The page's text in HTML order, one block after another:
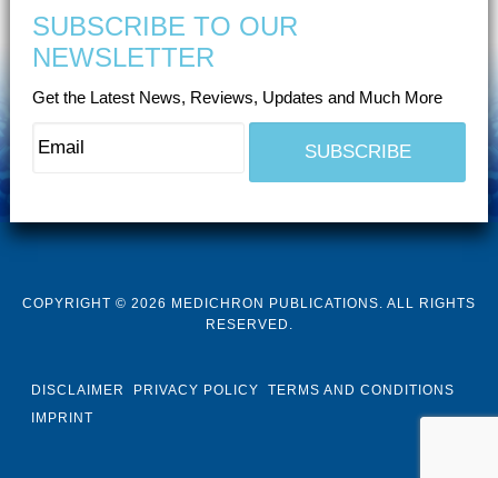
SUBSCRIBE TO OUR
NEWSLETTER
Get the Latest News, Reviews, Updates and Much More
COPYRIGHT © 2026 MEDICHRON PUBLICATIONS. ALL RIGHTS
RESERVED.
DISCLAIMER PRIVACY POLICY
TERMS AND CONDITIONS
IMPRINT